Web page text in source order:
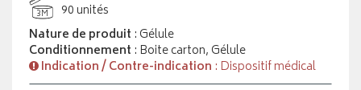
3M
90 unités
Nature de produit : Gélule
Conditionnement : Boite carton, Gélule
Indication / Contre-indication : Dispositif médical